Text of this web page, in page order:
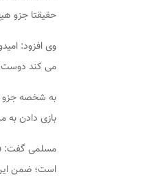
حقیقتا جزو
وی افزود:
می کند دوست
به شخصه جزو
بازی دادن
مسلمی گفت:
است؛ ضمن